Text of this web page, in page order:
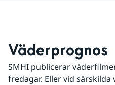
Väderprognos
SMHI publicerar
fredagar. Eller vid särskilda